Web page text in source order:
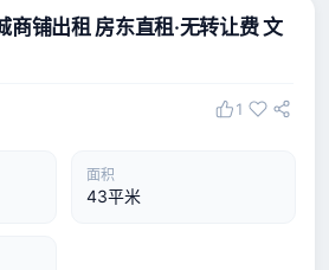
商铺出租 房东直租·无转让费 文
1
面积
43平米